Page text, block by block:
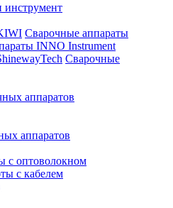
инструмент
Сварочные аппараты
INNO Instrument
Cварочные
аппаратов
аппаратов
с оптоволокном
с кабелем